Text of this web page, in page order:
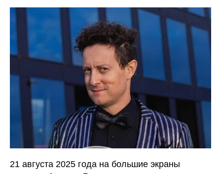
21 августа 2025 года на большие экраны